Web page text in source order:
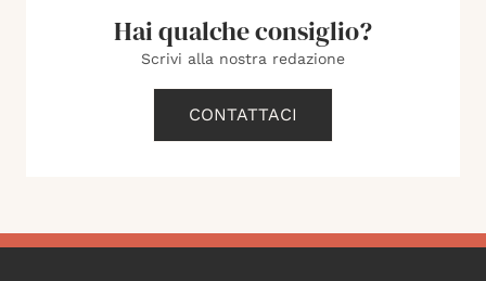
Hai qualche consiglio?
Scrivi alla nostra redazione
CONTATTACI